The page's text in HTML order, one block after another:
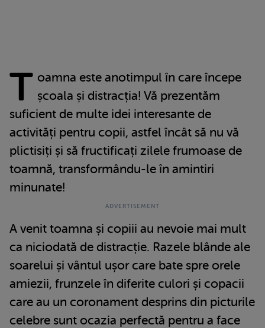
T oamna este anotimpul în care începe
școala și distracția! Vă prezentăm
suficient de multe idei interesante de
activități pentru copii, astfel încât să nu vă
plictisiți și să fructificați zilele frumoase de
toamnă, transformându-le în amintiri
minunate!
A venit toamna și copiii au nevoie mai mult
ca niciodată de distracție. Razele blânde ale
soarelui și vântul ușor care bate spre orele
amiezii, frunzele în diferite culori și copacii
care au un coronament desprins din picturile
celebre sunt ocazia perfectă pentru a face